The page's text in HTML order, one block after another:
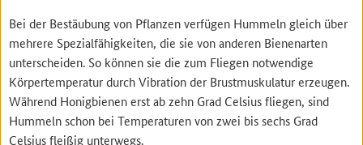
Bei der Bestäubung von Pflanzen verfügen Hummeln gleich über
mehrere Spezialfähigkeiten, die sie von anderen Bienenarten
unterscheiden. So können sie die zum Fliegen notwendige
Körpertemperatur durch Vibration der Brustmuskulatur erzeugen.
Während Honigbienen erst ab zehn Grad Celsius fliegen, sind
Hummeln schon bei Temperaturen von zwei bis sechs Grad
Celsius fleißig unterwegs.